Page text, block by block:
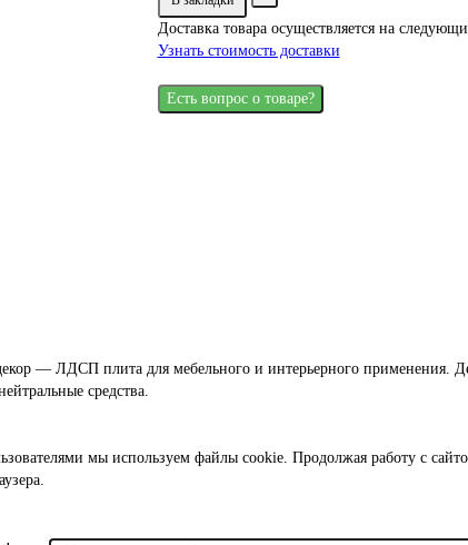
Доставка товара осуществляется на
Узнать стоимость доставки
Есть вопрос о товаре?
— ЛДСП плита для мебельного и интерьерного применения.
средства.
мы используем файлы cookie. Продолжая работу с